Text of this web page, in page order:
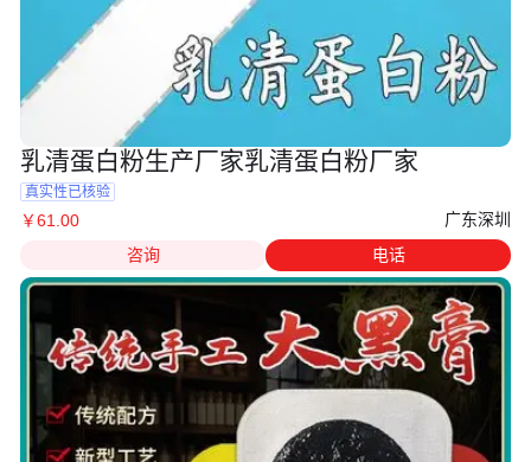
乳清蛋白粉生产厂家乳清蛋白粉厂家
真实性已核验
￥61 .00
广东深圳
咨询
电话